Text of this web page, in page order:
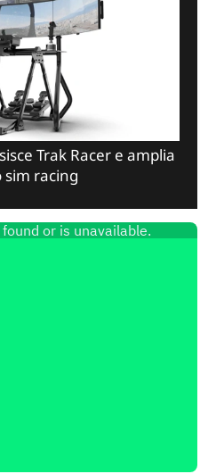
Trak Racer e amplia
sim racing